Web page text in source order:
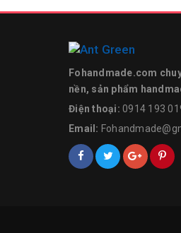
Fohandmade.com
nền, sản phẩm
Điện thoại: 0914 193
Email: